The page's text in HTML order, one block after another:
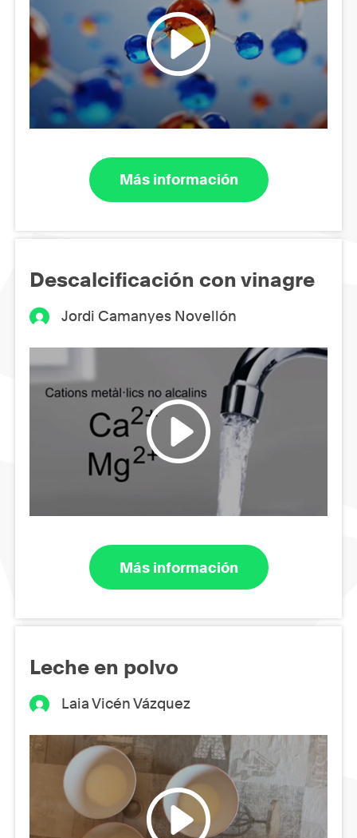
Más información
Descalcificación con vinagre
Jordi Camanyes Novellón
Más información
Leche en polvo
Laia Vicén Vázquez